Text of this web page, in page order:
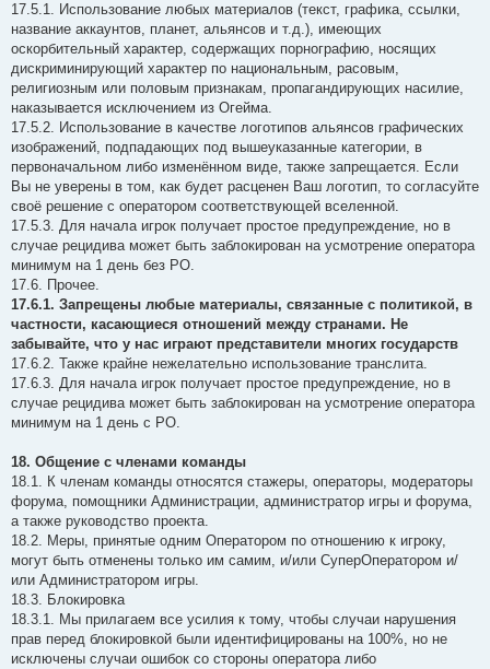
17.5.1. Использование любых материалов (текст, графика, ссылки,
название аккаунтов, планет, альянсов и т.д.), имеющих
оскорбительный характер, содержащих порнографию, носящих
дискриминирующий характер по национальным, расовым,
религиозным или половым признакам, пропагандирующих насилие,
наказывается исключением из Огейма.
17.5.2. Использование в качестве логотипов альянсов графических
изображений, подпадающих под вышеуказанные категории, в
первоначальном либо изменённом виде, также запрещается. Если
Вы не уверены в том, как будет расценен Ваш логотип, то согласуйте
своё решение с оператором соответствующей вселенной.
17.5.3. Для начала игрок получает простое предупреждение, но в
случае рецидива может быть заблокирован на усмотрение оператора
минимум на 1 день без РО.
17.6. Прочее.
17.6.1. Запрещены любые материалы, связанные с политикой, в
частности, касающиеся отношений между странами. Не
забывайте, что у нас играют представители многих государств
17.6.2. Также крайне нежелательно использование транслита.
17.6.3. Для начала игрок получает простое предупреждение, но в
случае рецидива может быть заблокирован на усмотрение оператора
минимум на 1 день с РО.
18. Общение с членами команды
18.1. К членам команды относятся стажеры, операторы, модераторы
форума, помощники Администрации, администратор игры и форума,
а также руководство проекта.
18.2. Меры, принятые одним Оператором по отношению к игроку,
могут быть отменены только им самим, и/или СуперОператором и/
или Администратором игры.
18.3. Блокировка
18.3.1. Мы прилагаем все усилия к тому, чтобы случаи нарушения
прав перед блокировкой были идентифицированы на 100%, но не
исключены случаи ошибок со стороны оператора либо